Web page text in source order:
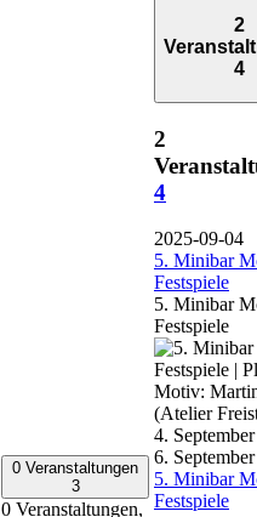
0 Veranstaltungen
3
0 Veranstaltungen,
2
4
2
4
2025-09-04
5. Minibar
Festspiele
5. Minibar
Festspiele
4.
6.
5. Minibar
Festspiele